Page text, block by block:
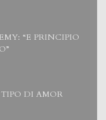
“E PRINCIPIO
DI AMOR